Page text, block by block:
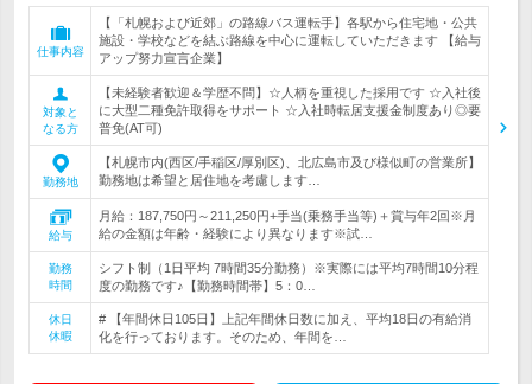
仕事内容
【「札幌および近郊」の路線バス運転手】各駅から住宅地・公共
施設・学校などを結ぶ路線を中心に運転していただきます 【給与
アップ努力宣言企業】
対象と
なる方
【未経験者歓迎＆学歴不問】☆人柄を重視した採用です ☆入社後
に大型二種免許取得をサポート ☆入社時転居支援金制度あり◎要
普免(AT可)
勤務地
【札幌市内(西区/手稲区/厚別区)、北広島市及び様似町の営業所】
勤務地は希望と居住地を考慮します…
給与
月給：187,750円～211,250円+手当(乗務手当等)＋賞与年2回※月
給の金額は年齢・経験により異なります※試…
勤務
時間
シフト制（1日平均 7時間35分勤務）※実際には平均7時間10分程
度の勤務です♪【勤務時間帯】5：0…
休日
休暇
# 【年間休日105日】上記年間休日数に加え、平均18日の有給消
化を行っております。そのため、年間を…